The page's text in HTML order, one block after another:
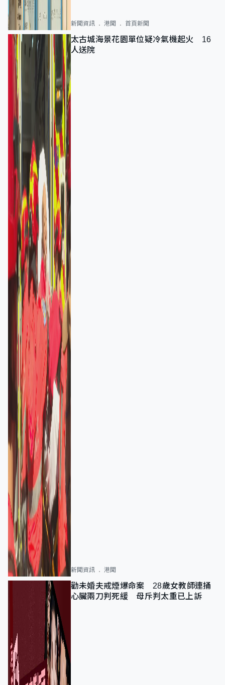
新聞資訊 港聞 首頁新聞
太古城海景花園單位疑冷氣機起火 16
人送院
新聞資訊 港聞
勸未婚夫戒煙爆命案 28歲女教師連捅
心臟兩刀判死緩 母斥判太重已上訴